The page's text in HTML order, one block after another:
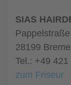
SIAS
28199
Tel.: +49 421
zum Friseur